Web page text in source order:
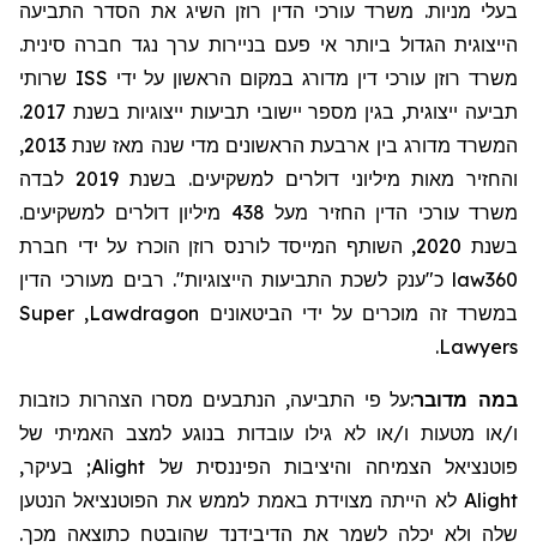
בעלי מניות. משרד עורכי הדין רוזן השיג את הסדר התביעה
הייצוגית הגדול ביותר אי פעם בניירות ערך נגד חברה סינית.
משרד רוזן עורכי דין מדורג במקום הראשון על ידי ISS שרותי
תביעה ייצוגית, בגין מספר יישובי תביעות ייצוגיות בשנת 2017.
המשרד מדורג בין ארבעת הראשונים מדי שנה מאז שנת 2013,
והחזיר מאות מיליוני דולרים למשקיעים. בשנת 2019 לבדה
משרד עורכי הדין החזיר מעל 438 מיליון דולרים למשקיעים.
בשנת 2020, השותף המייסד לורנס רוזן הוכרז על ידי חברת
law360 כ"ענק לשכת התביעות הייצוגיות". רבים מעורכי הדין
במשרד זה מוכרים על ידי הביטאונים Lawdragon
,
Super
Lawyers
.
במה מדובר:על פי התביעה, הנתבעים מסרו הצהרות כוזבות
ו/או מטעות ו/או לא גילו עובדות בנוגע למצב האמיתי של
פוטנציאל הצמיחה והיציבות הפיננסית של Alight; בעיקר,
Alight לא הייתה מצוידת באמת לממש את הפוטנציאל הנטען
שלה ולא יכלה לשמר את הדיבידנד שהובטח כתוצאה מכך.